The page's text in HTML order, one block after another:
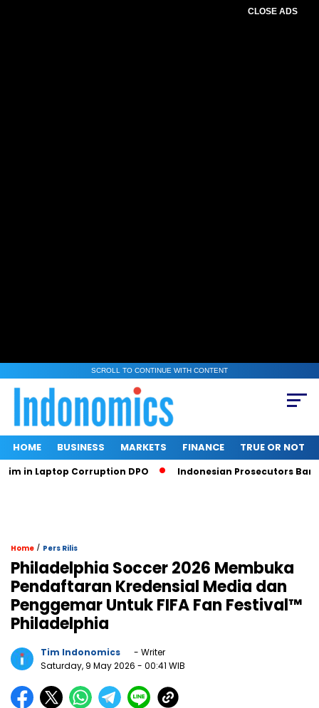
CLOSE ADS
SCROLL TO CONTINUE WITH CONTENT
HOME BUSINESS MARKETS FINANCE TRUE OR NOT
Laptop Corruption DPO Indonesian Prosecutors Ban
Home / Pers Rilis
Philadelphia Soccer 2026 Membuka
Pendaftaran Kredensial Media dan
Penggemar Untuk FIFA Fan Festival™
Philadelphia
Tim Indonomics
- Writer
Saturday, 9 May 2026 - 00:41 WIB